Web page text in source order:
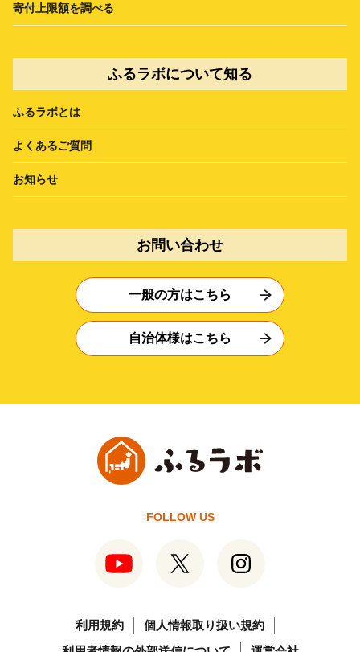
寄付上限額を調べる
ふるラボについて知る
ふるラボとは
よくあるご質問
お知らせ
お問い合わせ
一般の方はこちら
自治体様はこちら
FOLLOW US
利用規約
個人情報取り扱い規約